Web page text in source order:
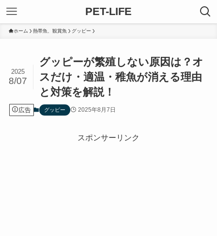
PET-LIFE
ホーム 熱帯魚、観賞魚 グッピー
グッピーが繁殖しない原因は？オ
スだけ・適温・稚魚が消える理由
と対策を解説！
2025
8/07
広告 グッピー 2025年8月7日
スポンサーリンク